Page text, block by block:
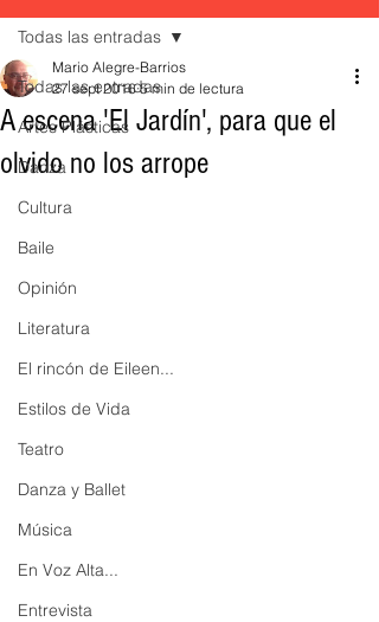
Todas las entradas
Artes Plásticas
Danza
Cultura
Baile
Opinión
Literatura
El rincón de Eileen...
Estilos de Vida
Teatro
Danza y Ballet
Música
En Voz Alta...
Entrevista
Todas las entradas
A escena 'El Jardín', para que el
olvido no los arrope
Mario Alegre-Barrios
27 sept 2016 5 min de lectura